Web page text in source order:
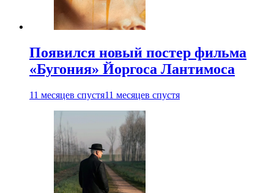
Появился новый постер фильма
«Бугония» Йоргоса Лантимоса
11 месяцев спустя11 месяцев спустя